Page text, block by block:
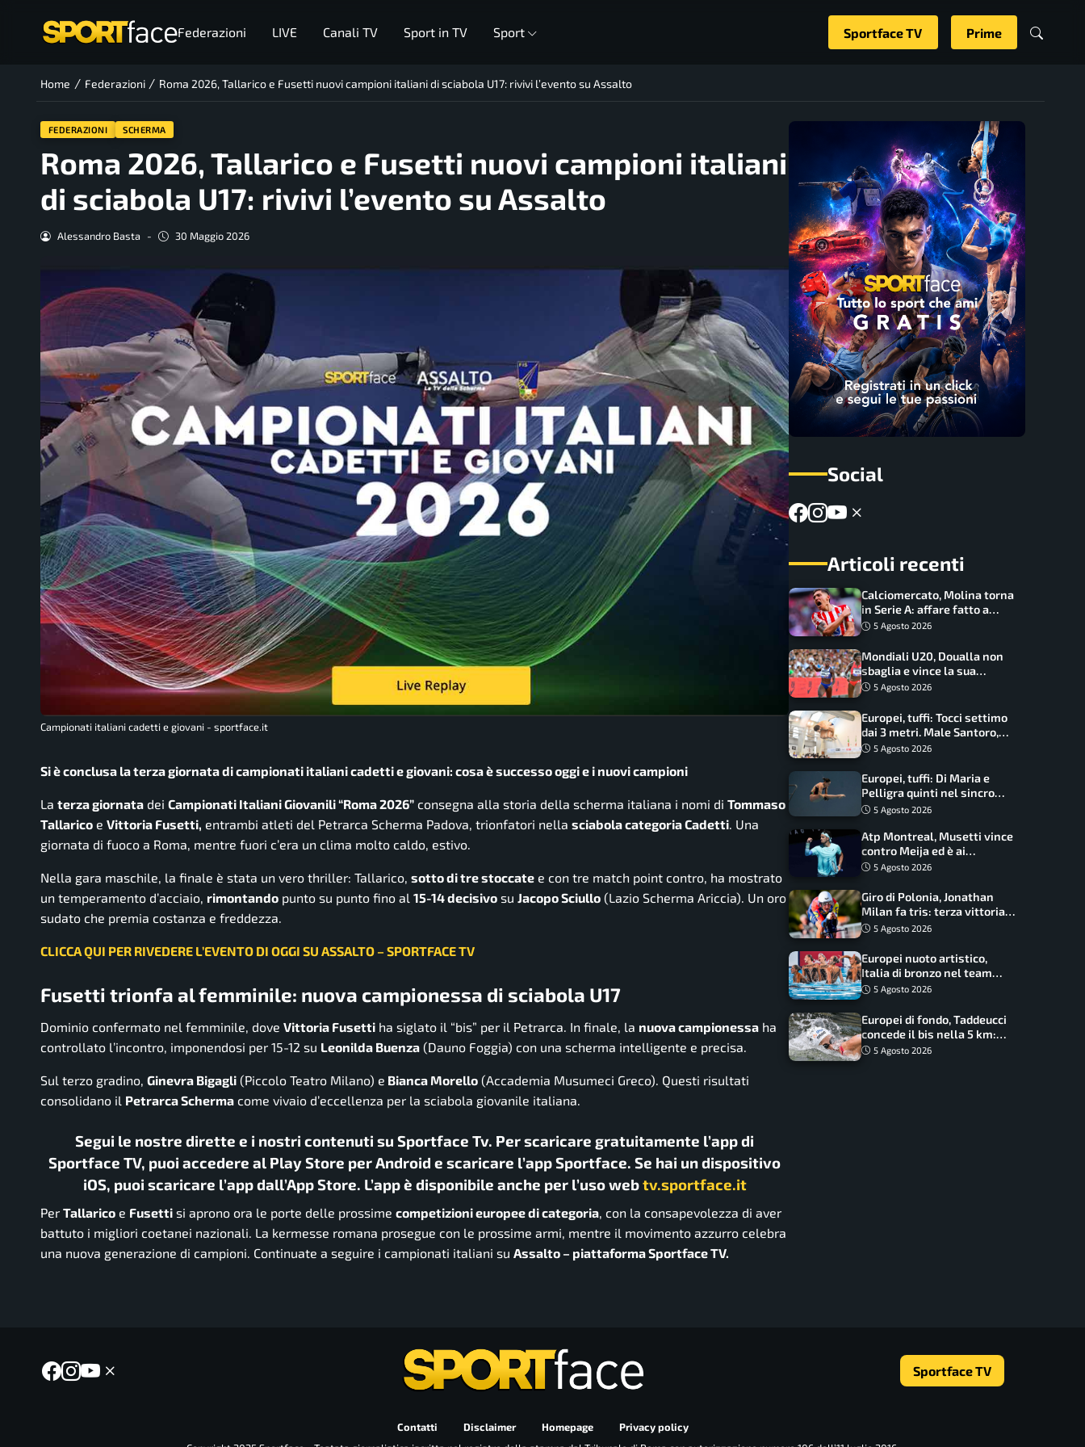
Federazioni LIVE Canali TV Sport in TV Sport Sportface TV Prime
Home / Federazioni / Roma 2026, Tallarico e Fusetti nuovi campioni italiani di sciabola U17: rivivi l’evento su Assalto
FEDERAZIONI SCHERMA
Roma 2026, Tallarico e Fusetti nuovi campioni italiani
di sciabola U17: rivivi l’evento su Assalto
Alessandro Basta - 30 Maggio 2026
Campionati italiani cadetti e giovani - sportface.it
Si è conclusa la terza giornata di campionati italiani cadetti e giovani: cosa è successo oggi e i nuovi campioni
La terza giornata dei Campionati Italiani Giovanili “Roma 2026” consegna alla storia della scherma italiana i nomi di Tommaso
Tallarico e Vittoria Fusetti, entrambi atleti del Petrarca Scherma Padova, trionfatori nella sciabola categoria Cadetti. Una
giornata di fuoco a Roma, mentre fuori c’era un clima molto caldo, estivo.
Nella gara maschile, la finale è stata un vero thriller: Tallarico, sotto di tre stoccate e con tre match point contro, ha mostrato
un temperamento d’acciaio, rimontando punto su punto fino al 15-14 decisivo su Jacopo Sciullo (Lazio Scherma Ariccia). Un oro
sudato che premia costanza e freddezza.
CLICCA QUI PER RIVEDERE L’EVENTO DI OGGI SU ASSALTO – SPORTFACE TV
Fusetti trionfa al femminile: nuova campionessa di sciabola U17
Dominio confermato nel femminile, dove Vittoria Fusetti ha siglato il “bis” per il Petrarca. In finale, la nuova campionessa ha
controllato l’incontro, imponendosi per 15-12 su Leonilda Buenza (Dauno Foggia) con una scherma intelligente e precisa.
Sul terzo gradino, Ginevra Bigagli (Piccolo Teatro Milano) e Bianca Morello (Accademia Musumeci Greco). Questi risultati
consolidano il Petrarca Scherma come vivaio d’eccellenza per la sciabola giovanile italiana.
Segui le nostre dirette e i nostri contenuti su Sportface Tv. Per scaricare gratuitamente l’app di
Sportface TV, puoi accedere al Play Store per Android e scaricare l’app Sportface. Se hai un dispositivo
iOS, puoi scaricare l’app dall’App Store. L’app è disponibile anche per l’uso webtv.sportface.it
Per Tallarico e Fusetti si aprono ora le porte delle prossime competizioni europee di categoria, con la consapevolezza di aver
battuto i migliori coetanei nazionali. La kermesse romana prosegue con le prossime armi, mentre il movimento azzurro celebra
una nuova generazione di campioni. Continuate a seguire i campionati italiani su Assalto – piattaforma Sportface TV.
Social
Articoli recenti
Calciomercato, Molina torna
in Serie A: affare fatto a
cifre sorprendenti
5 Agosto 2026
Mondiali U20, Doualla non
sbaglia e vince la sua
batteria sui 100 metri:
5 Agosto 2026
Europei, tuffi: Tocci settimo
dai 3 metri. Male Santoro,
Wesemann si prende l’oro
5 Agosto 2026
Europei, tuffi: Di Maria e
Pelligra quinti nel sincro
misto. Oro all’Ucraina
5 Agosto 2026
Atp Montreal, Musetti vince
contro Meija ed è ai
sedicesimi
5 Agosto 2026
Giro di Polonia, Jonathan
Milan fa tris: terza vittoria
consecutiva e primato
5 Agosto 2026
Europei nuoto artistico,
Italia di bronzo nel team
acrobatic: terzo podio
5 Agosto 2026
Europei di fondo, Taddeucci
concede il bis nella 5 km:
oro azzurro, Pozzobon
5 Agosto 2026
Sportface TV
Contatti Disclaimer Homepage
Privacy policy